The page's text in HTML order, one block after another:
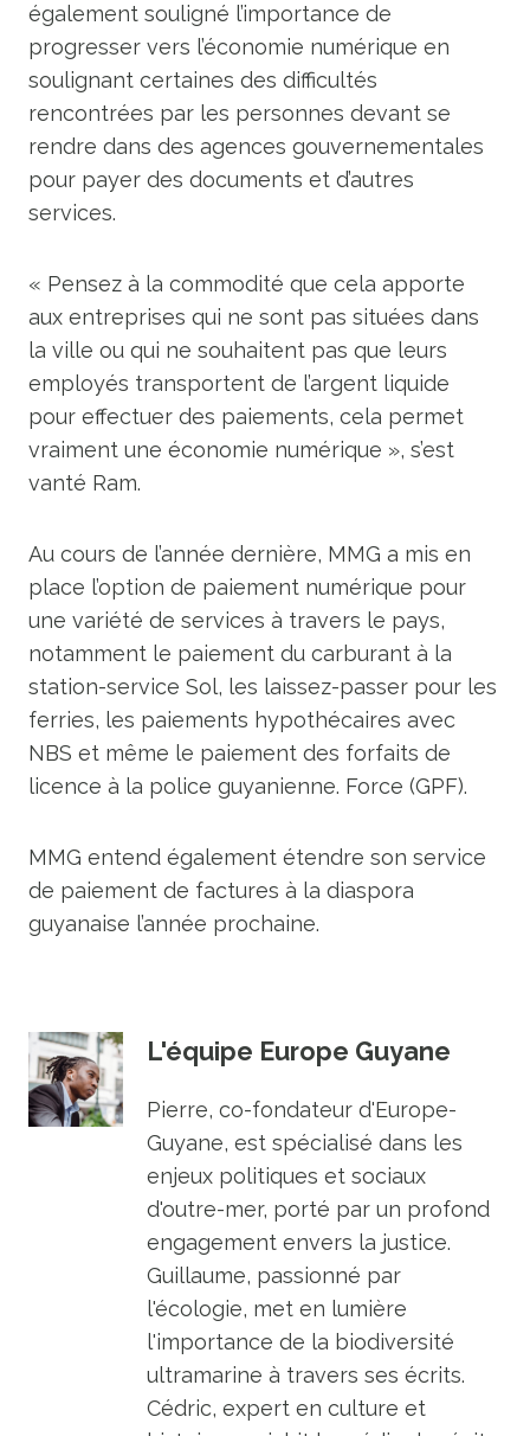
également souligné l’importance de
progresser vers l’économie numérique en
soulignant certaines des difficultés
rencontrées par les personnes devant se
rendre dans des agences gouvernementales
pour payer des documents et d’autres
services.
« Pensez à la commodité que cela apporte
aux entreprises qui ne sont pas situées dans
la ville ou qui ne souhaitent pas que leurs
employés transportent de l’argent liquide
pour effectuer des paiements, cela permet
vraiment une économie numérique », s’est
vanté Ram.
Au cours de l’année dernière, MMG a mis en
place l’option de paiement numérique pour
une variété de services à travers le pays,
notamment le paiement du carburant à la
station-service Sol, les laissez-passer pour les
ferries, les paiements hypothécaires avec
NBS et même le paiement des forfaits de
licence à la police guyanienne. Force (GPF).
MMG entend également étendre son service
de paiement de factures à la diaspora
guyanaise l’année prochaine.
L'équipe Europe Guyane
Pierre, co-fondateur d'Europe-
Guyane, est spécialisé dans les
enjeux politiques et sociaux
d'outre-mer, porté par un profond
engagement envers la justice.
Guillaume, passionné par
l'écologie, met en lumière
l'importance de la biodiversité
ultramarine à travers ses écrits.
Cédric, expert en culture et